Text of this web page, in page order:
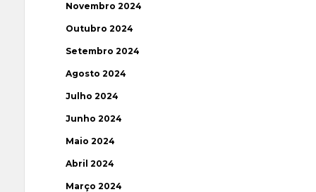
Novembro 2024
Outubro 2024
Setembro 2024
Agosto 2024
Julho 2024
Junho 2024
Maio 2024
Abril 2024
Março 2024